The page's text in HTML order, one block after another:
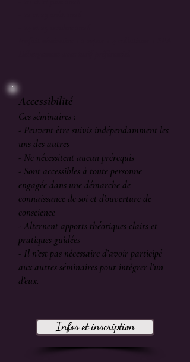
Accessibilité
Ces séminaires :
- Peuvent être suivis indépendamment les
uns des autres
- Ne nécessitent aucun prérequis
- Sont accessibles à toute personne
engagée dans une démarche de
connaissance de soi et d’ouverture de
conscience
- Alternent apports théoriques clairs et
pratiques guidées
- Il n’est pas nécessaire d’avoir participé
aux autres séminaires pour intégrer l’un
d’eux.
Infos et inscription